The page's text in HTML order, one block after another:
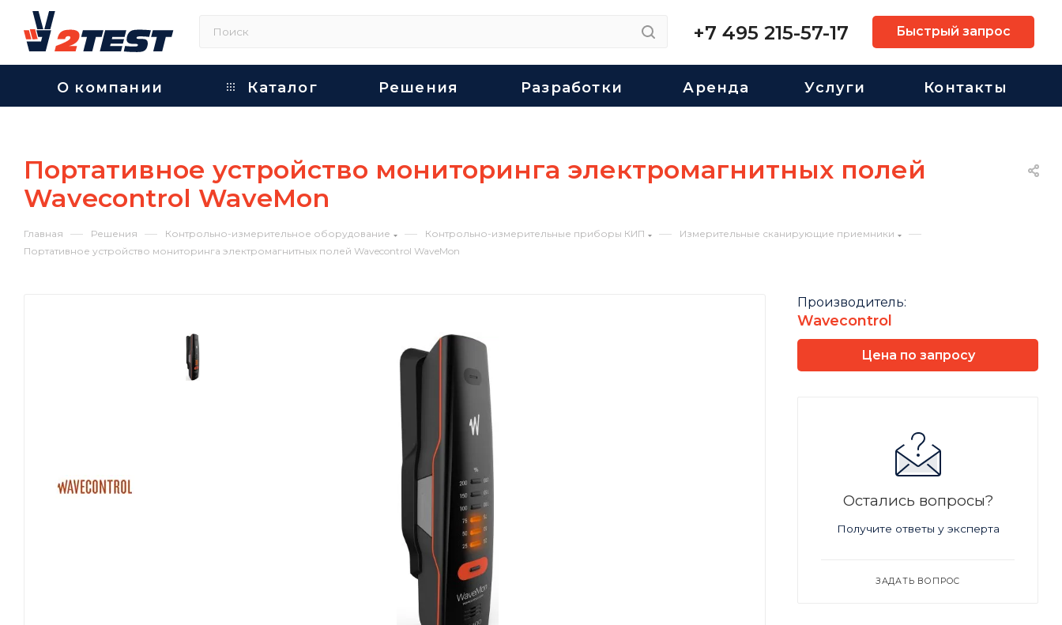
+7 495 215-57-17 Быстрый запрос
О компании Каталог Решения Разработки Аренда Услуги Контакты
Портативное устройство мониторинга электромагнитных полей
Wavecontrol WaveMon
Главная — Решения — Контрольно-измерительное оборудование — Контрольно-измерительные приборы КИП — Измерительные сканирующие приемники —
Портативное устройство мониторинга электромагнитных полей Wavecontrol WaveMon
Производитель:
Wavecontrol
Цена по запросу
Остались вопросы?
Получите ответы у эксперта
ЗАДАТЬ ВОПРОС